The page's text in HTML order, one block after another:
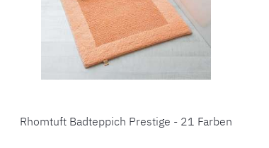
Rhomtuft Badteppich Prestige - 21 Farben